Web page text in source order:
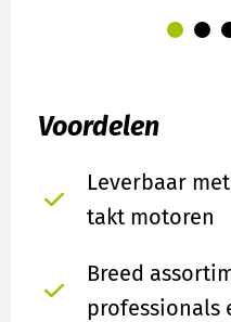
Voordelen
Leverbaar
takt motoren
Breed
professionals